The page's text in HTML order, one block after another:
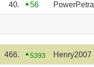
40. 56 PowerPetra
466. 5393 Henry2007